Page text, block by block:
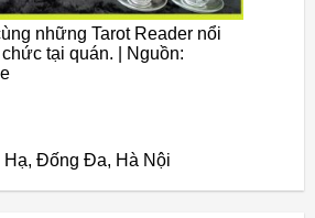
những Tarot Reader nổi
tại quán. | Nguồn:
Đống Đa, Hà Nội